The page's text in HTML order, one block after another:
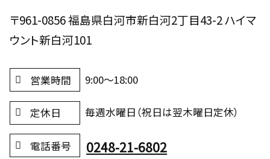
〒961-0856 福島県白河市新白河2丁目43-2 ハイマ
ウント新白河101
営業時間 9:00～18:00
定休日 毎週水曜日（祝日は翌木曜日定休）
電話番号 0248-21-6802